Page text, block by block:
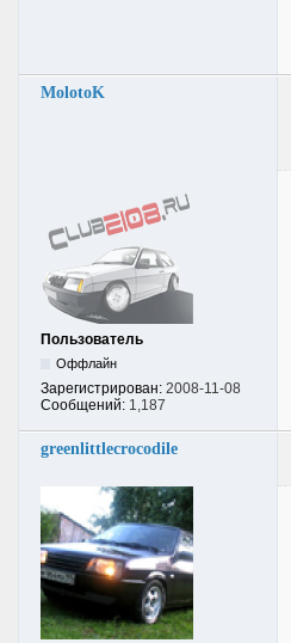
MolotoK
Пользователь
Оффлайн
Зарегистрирован: 2008-11-08
Сообщений: 1,187
greenlittlecrocodile